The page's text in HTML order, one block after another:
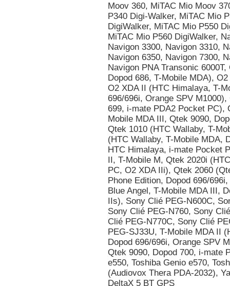
Moov 360, MiTAC Mio Moov
P340 Digi-Walker, MiTAC Mio
DigiWalker, MiTAC Mio P550
MiTAC Mio P560 DigiWalker,
Navigon 3300, Navigon 3310,
Navigon 6350, Navigon 7300,
Navigon PNA Transonic
Dopod 686, T-Mobile MDA),
O2 XDA II (HTC Himalaya, T-
696/696i, Orange SPV
699, i-mate PDA2 Pocket PC),
Mobile MDA III, Qtek 9090,
Qtek 1010 (HTC Wallaby, T-
(HTC Wallaby, T-Mobile MDA,
HTC Himalaya, i-mate Pocket
II, T-Mobile M, Qtek 2020i
PC, O2 XDA IIi), Qtek 2060
Phone Edition, Dopod 696/
Blue Angel, T-Mobile MDA III,
IIs), Sony Clié PEG-N600C,
Sony Clié PEG-N760, Sony
Clié PEG-N770C, Sony Clié
PEG-SJ33U, T-Mobile MDA II
Dopod 696/696i, Orange SPV
Qtek 9090, Dopod 700, i-mate
e550, Toshiba Genio e570,
(Audiovox Thera PDA-2032),
DeltaX 5 BT GPS